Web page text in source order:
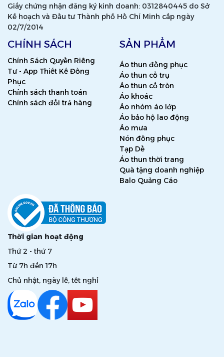
Giấy chứng nhận đăng ký kinh doanh: 0312840445 do Sở
Kế hoạch và Đầu tư Thành phố Hồ Chí Minh cấp ngày
02/7/2014
CHÍNH SÁCH
Chính Sách Quyền Riêng
Tư - App Thiết Kế Đồng
Phục
Chính sách thanh toán
Chính sách đổi trả hàng
SẢN PHẨM
Áo thun đồng phục
Áo thun cổ trụ
Áo thun cổ tròn
Áo khoác
Áo nhóm áo lớp
Áo bảo hộ lao động
Áo mưa
Nón đồng phục
Tạp Dề
Áo thun thời trang
Quà tặng doanh nghiệp
Balo Quảng Cáo
Thời gian hoạt động
Thứ 2 - thứ 7
Từ 7h đến 17h
Chủ nhật, ngày lễ, tết nghỉ